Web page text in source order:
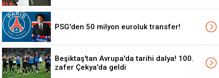
PSG'den 50 milyon euroluk transfer!
Beşiktaş'tan Avrupa'da tarihi dalya! 100.
zafer Çekya'da geldi